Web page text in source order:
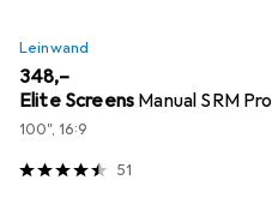
Leinwand
EUR
348,–
Elite Screens Manual SRM Pro
100", 16:9
51